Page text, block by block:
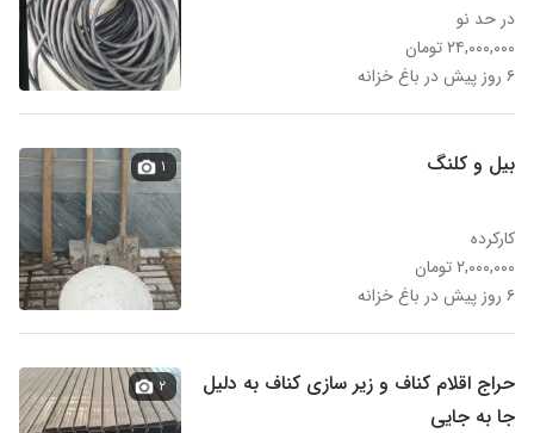
در حد نو
۲۴,۰۰۰,۰۰۰ تومان
۶ روز پیش در باغ خزانه
بیل و کلنگ
کارکرده
۲,۰۰۰,۰۰۰ تومان
۶ روز پیش در باغ خزانه
۱
حراج اقلام کناف و زیر سازی کناف به دلیل
جا به جایی
۲